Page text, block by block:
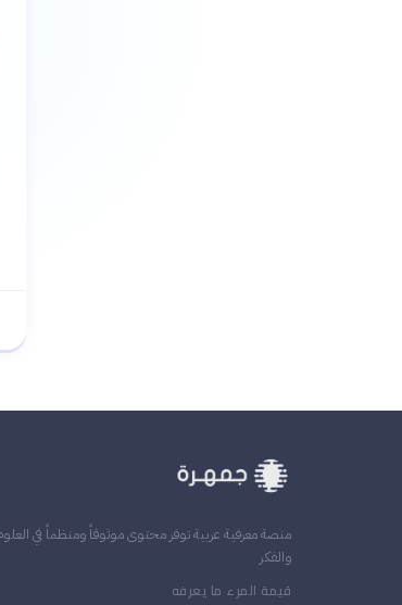
منصة معرفية عربية توفر محتوى موثوقاً ومنظماً في
والفكر
قيمة المرء ما يعرفه